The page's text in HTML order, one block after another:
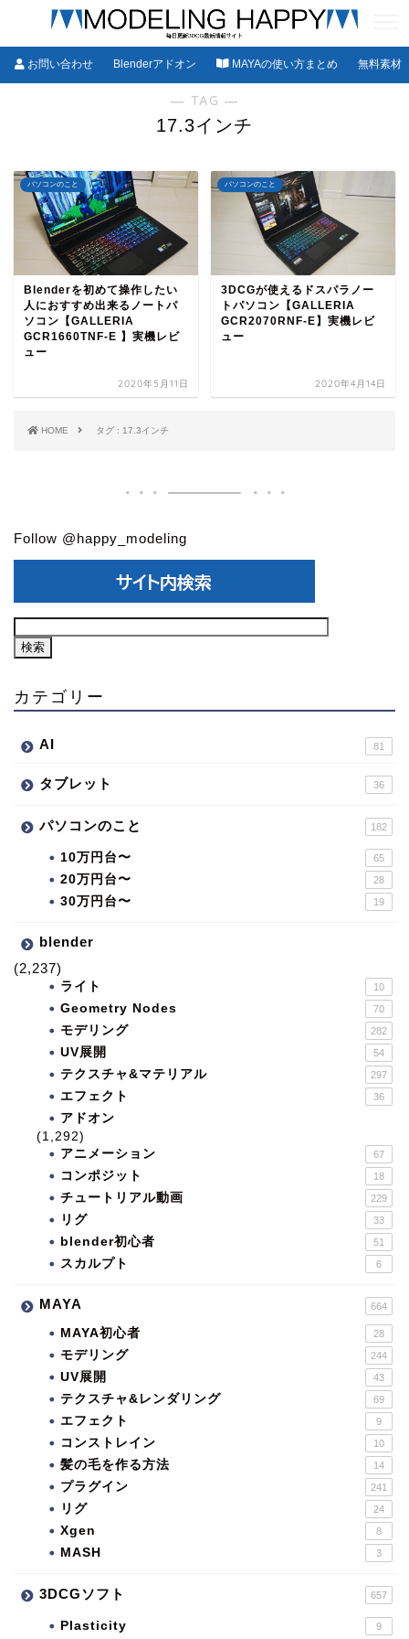
お問い合わせ Blenderアドオン MAYAの使い方まとめ 無料素材
― TAG ―
17.3インチ
パソコンのこと
Blenderを初めて操作したい
人におすすめ出来るノートパ
ソコン【GALLERIA
GCR1660TNF-E 】実機レビ
ュー
2020年5月11日
パソコンのこと
3DCGが使えるドスパラノー
トパソコン【GALLERIA
GCR2070RNF-E】実機レビ
ュー
2020年4月14日
HOME タグ : 17.3インチ
Follow @happy_modeling
カテゴリー
AI 81
タブレット 36
パソコンのこと 182
10万円台〜 65
20万円台〜 28
30万円台〜 19
blender
(2,237)
ライト 10
Geometry Nodes 70
モデリング 282
UV展開 54
テクスチャ&マテリアル 297
エフェクト 36
アドオン
(1,292)
アニメーション
67
コンポジット 18
チュートリアル動画 229
リグ 33
blender初心者 51
スカルプト 6
MAYA 664
MAYA初心者 28
モデリング 244
UV展開 43
テクスチャ&レンダリング 69
エフェクト 9
コンストレイン 10
髪の毛を作る方法 14
プラグイン 241
リグ 24
Xgen 8
MASH 3
3DCGソフト 657
Plasticity 9